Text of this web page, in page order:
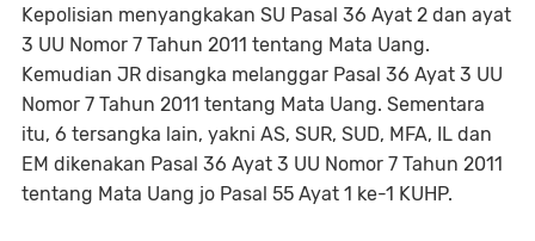
Kepolisian menyangkakan SU Pasal 36 Ayat 2 dan ayat
3 UU Nomor 7 Tahun 2011 tentang Mata Uang.
Kemudian JR disangka melanggar Pasal 36 Ayat 3 UU
Nomor 7 Tahun 2011 tentang Mata Uang. Sementara
itu, 6 tersangka lain, yakni AS, SUR, SUD, MFA, IL dan
EM dikenakan Pasal 36 Ayat 3 UU Nomor 7 Tahun 2011
tentang Mata Uang jo Pasal 55 Ayat 1 ke-1 KUHP.